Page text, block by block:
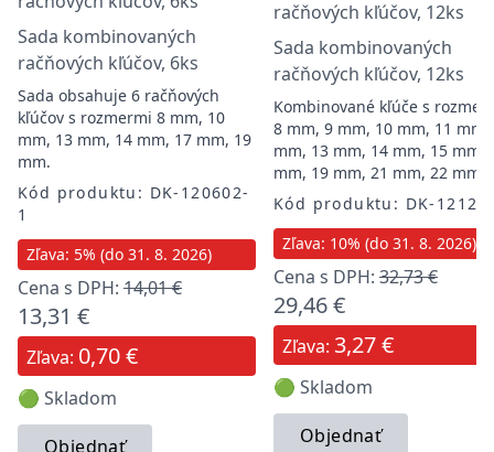
Sada kombinovaných
račňových kľúčov, 6ks
Sada obsahuje 6 račňových
kľúčov s rozmermi 8 mm, 10
mm, 13 mm, 14 mm, 17 mm, 19
mm.
Kód produktu: DK-120602-
1
Zľava: 5% (do 31. 8. 2026)
Cena s DPH: 14,01 €
13,31 €
Zľava: 0,70 €
🟢 Skladom
Objednať
Sada kombinovaných
račňových kľúčov, 12ks
Kombinované kľúče s
8 mm, 9 mm, 10 mm, 11 mm,
mm, 13 mm, 14 mm, 15 mm,
mm, 19 mm, 21 mm, 22 mm
Kód produktu: DK-
Zľava: 10% (do 31. 8. 2026)
Cena s DPH: 32,73 €
29,46 €
Zľava: 3,27 €
🟢 Skladom
Objednať